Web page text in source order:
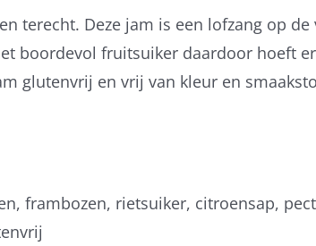
terecht. Deze jam is een lofzang op
boordevol fruitsuiker daardoor hoeft
glutenvrij en vrij van kleur en
bessen, bramen,